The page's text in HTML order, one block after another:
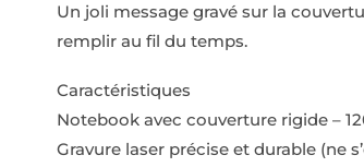
Un joli message gravé sur la
remplir au fil du temps.
Caractéristiques
Notebook avec couverture rigide –
Gravure laser précise et durable (ne